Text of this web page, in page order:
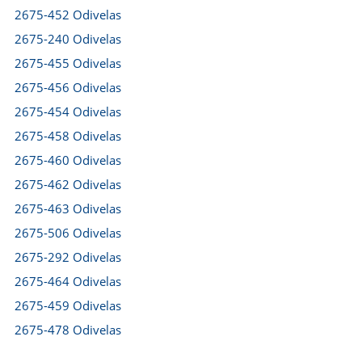
2675-452 Odivelas
2675-240 Odivelas
2675-455 Odivelas
2675-456 Odivelas
2675-454 Odivelas
2675-458 Odivelas
2675-460 Odivelas
2675-462 Odivelas
2675-463 Odivelas
2675-506 Odivelas
2675-292 Odivelas
2675-464 Odivelas
2675-459 Odivelas
2675-478 Odivelas